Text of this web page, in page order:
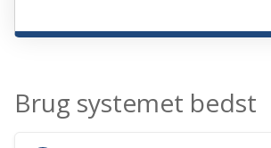
Brug systemet bedst